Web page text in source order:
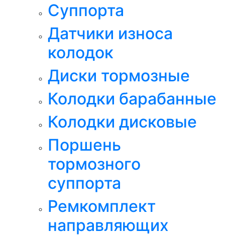
Суппорта
Датчики износа
колодок
Диски тормозные
Колодки барабанные
Колодки дисковые
Поршень
тормозного
суппорта
Ремкомплект
направляющих